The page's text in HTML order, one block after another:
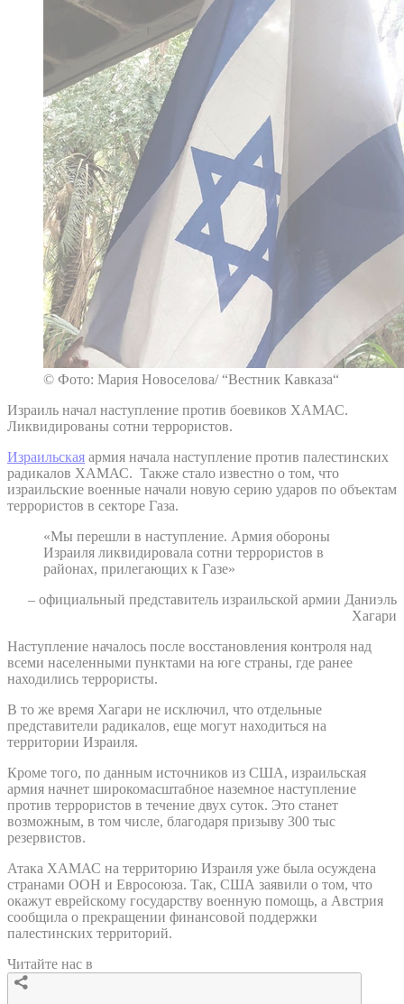
© Фото: Мария Новоселова/ “Вестник Кавказа“
Израиль начал наступление против боевиков ХАМАС.
Ликвидированы сотни террористов.
Израильская армия начала наступление против палестинских
радикалов ХАМАС. Также стало известно о том, что
израильские военные начали новую серию ударов по объектам
террористов в секторе Газа.
«Мы перешли в наступление. Армия обороны
Израиля ликвидировала сотни террористов в
районах, прилегающих к Газе»
– официальный представитель израильской армии Даниэль
Хагари
Наступление началось после восстановления контроля над
всеми населенными пунктами на юге страны, где ранее
находились террористы.
В то же время Хагари не исключил, что отдельные
представители радикалов, еще могут находиться на
территории Израиля.
Кроме того, по данным источников из США, израильская
армия начнет широкомасштабное наземное наступление
против террористов в течение двух суток. Это станет
возможным, в том числе, благодаря призыву 300 тыс
резервистов.
Атака ХАМАС на территорию Израиля уже была осуждена
странами ООН и Евросоюза. Так, США заявили о том, что
окажут еврейскому государству военную помощь, а Австрия
сообщила о прекращении финансовой поддержки
палестинских территорий.
Читайте нас в